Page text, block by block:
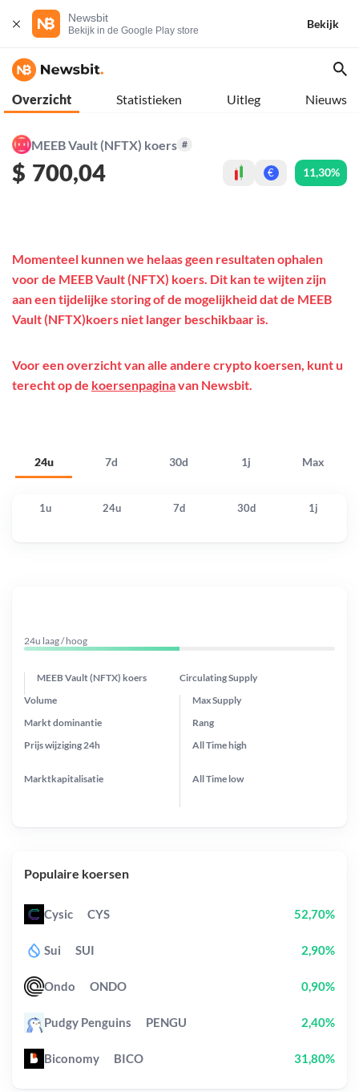
Newsbit
Bekijk in de Google Play store
Bekijk
Overzicht Statistieken Uitleg Nieuws
MEEB Vault (NFTX) koers #
$ 700,04 € 11,30%
24u 7d 30d 1j Max
Momenteel kunnen we helaas geen resultaten ophalen
voor de MEEB Vault (NFTX) koers. Dit kan te wijten zijn
aan een tijdelijke storing of de mogelijkheid dat de MEEB
Vault (NFTX)koers niet langer beschikbaar is.
Voor een overzicht van alle andere crypto koersen, kunt u
terecht op de koersenpaginavan Newsbit.
1u 24u 7d 30d 1j
24u laag / hoog
MEEB Vault (NFTX) koers Circulating Supply
Prijs wijziging 24h
Max Supply
Markt dominantie
Marktkapitalisatie
Volume
Rang
All Timehigh
All Time low
Populaire koersen
Cysic CYS 52,70%
Sui SUI 2,90%
Ondo ONDO 0,90%
Pudgy Penguins PENGU 2,40%
Biconomy BICO 31,80%